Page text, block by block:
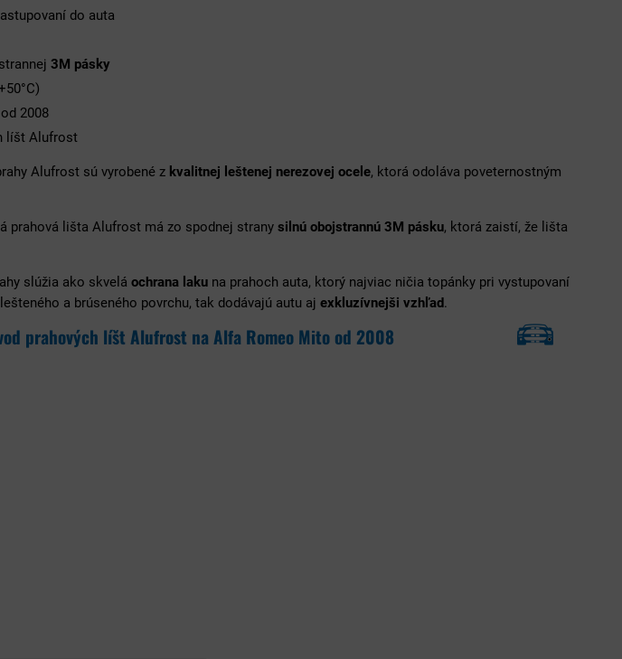
do auta
3M pásky
2008
líšt Alufrost
Alufrost sú vyrobené z kvalitnej leštenej nerezovej ocele, ktorá odoláva poveternostným
prahová lišta Alufrost má zo spodnej strany silnú obojstrannú 3M pásku, ktorá zaistí, že lišta
slúžia ako skvelá ochrana laku na prahoch auta, ktorý najviac ničia topánky pri vystupovaní
a brúseného povrchu, tak dodávajú autu aj exkluzívnejši vzhľad.
prahových líšt Alufrost na Alfa Romeo Mito od 2008